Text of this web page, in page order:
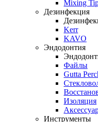
Mixing
Дезинфекция
Kerr
KAVO
Эндодонтия
Файлы
Gutta
Изоляция
Инструменты